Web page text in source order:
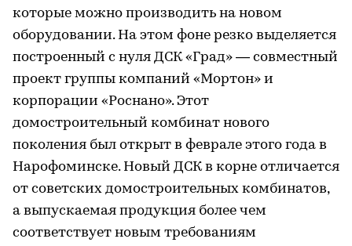
которые можно производить на новом
оборудовании. На этом фоне резко выделяется
построенный с нуля ДСК «Град» — совместный
проект группы компаний «Мортон» и
корпорации «Роснано». Этот
домостроительный комбинат нового
поколения был открыт в феврале этого года в
Нарофоминске. Новый ДСК в корне отличается
от советских домостроительных комбинатов,
а выпускаемая продукция более чем
соответствует новым требованиям